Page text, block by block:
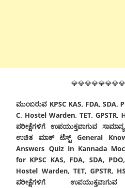
ಮುಂಬರುವ KPSC KAS, FDA, SDA,
C, Hostel Warden, TET, GPSTR,
ಪರೀಕ್ಷೆಗಳಿಗೆ ಉಪಯುಕ್ತವಾಗುವ
ಉಚಿತ ಮಾಕ್ ಟೆಸ್ಟ್ General
Answers Quiz in Kannada
for KPSC KAS, FDA, SDA,
Hostel Warden, TET, GPSTR,
ಪರೀಕ್ಷೆಗಳಿಗೆ